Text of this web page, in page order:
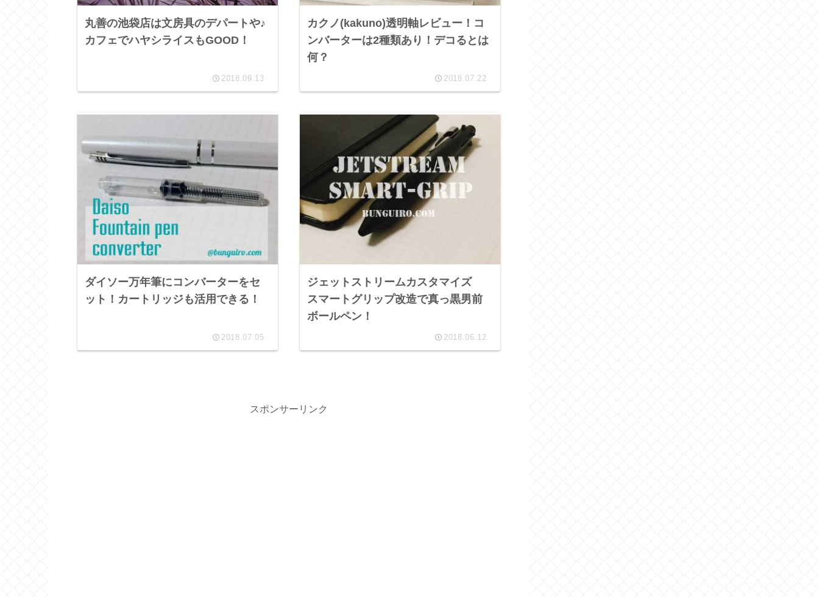
丸善の池袋店は文房具のデパートや♪
カフェでハヤシライスもGOOD！
2018.09.13
カクノ(kakuno)透明軸レビュー！コ
ンバーターは2種類あり！デコるとは
何？
2018.07.22
ダイソー万年筆にコンバーターをセ
ット！カートリッジも活用できる！
2018.07.05
ジェットストリームカスタマイズ
スマートグリップ改造で真っ黒男前
ボールペン！
2018.06.12
スポンサーリンク